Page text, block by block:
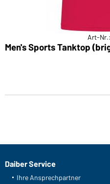
Art-
Men's Sports Tanktop
Daiber Service
Ihre Ansprechpartner